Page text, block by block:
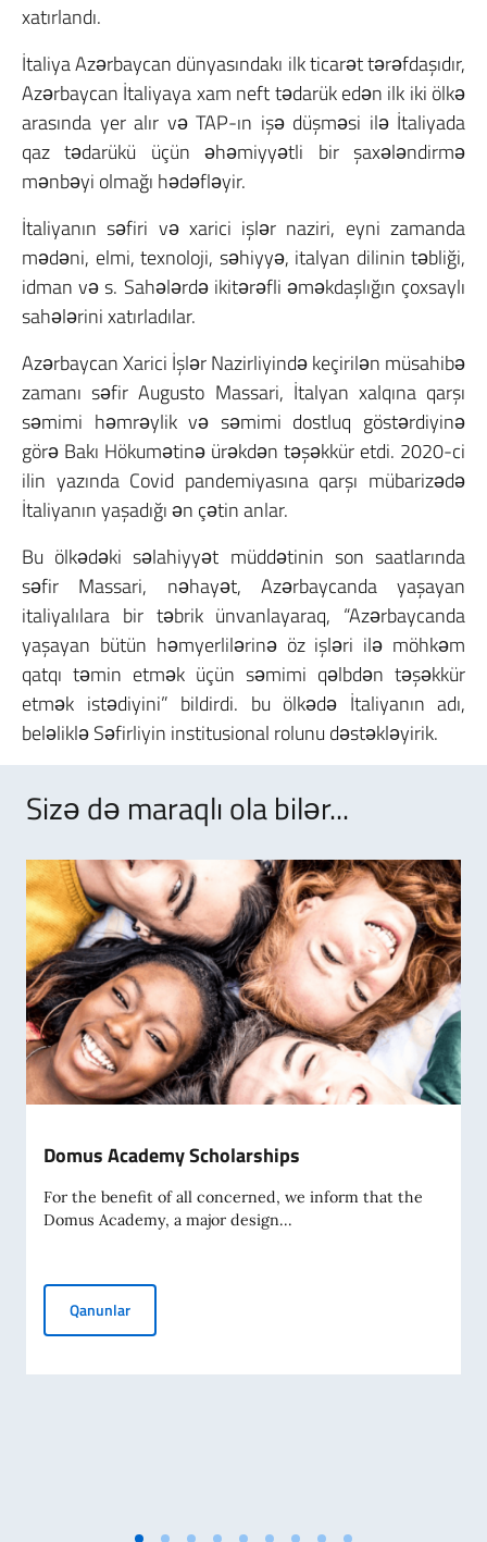
xatırlandı.
İtaliya Azərbaycan dünyasındakı ilk ticarət tərəfdaşıdır,
Azərbaycan İtaliyaya xam neft tədarük edən ilk iki ölkə
arasında yer alır və TAP-ın işə düşməsi ilə İtaliyada
qaz tədarükü üçün əhəmiyyətli bir şaxələndirmə
mənbəyi olmağı hədəfləyir.
İtaliyanın səfiri və xarici işlər naziri, eyni zamanda
mədəni, elmi, texnoloji, səhiyyə, italyan dilinin təbliği,
idman və s. Sahələrdə ikitərəfli əməkdaşlığın çoxsaylı
sahələrini xatırladılar.
Azərbaycan Xarici İşlər Nazirliyində keçirilən müsahibə
zamanı səfir Augusto Massari, İtalyan xalqına qarşı
səmimi həmrəylik və səmimi dostluq göstərdiyinə
görə Bakı Hökumətinə ürəkdən təşəkkür etdi. 2020-ci
ilin yazında Covid pandemiyasına qarşı mübarizədə
İtaliyanın yaşadığı ən çətin anlar.
Bu ölkədəki səlahiyyət müddətinin son saatlarında
səfir Massari, nəhayət, Azərbaycanda yaşayan
italiyalılara bir təbrik ünvanlayaraq, “Azərbaycanda
yaşayan bütün həmyerlilərinə öz işləri ilə möhkəm
qatqı təmin etmək üçün səmimi qəlbdən təşəkkür
etmək istədiyini” bildirdi. bu ölkədə İtaliyanın adı,
beləliklə Səfirliyin institusional rolunu dəstəkləyirik.
Sizə də maraqlı ola bilər...
Domus Academy Scholarships
For the benefit of all concerned, we inform that the
Domus Academy, a major design...
QanunlarDomus Academy Scholarships